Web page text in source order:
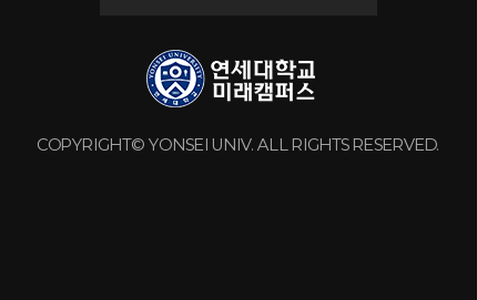
COPYRIGHT© YONSEI UNIV. ALL RIGHTS RESERVED.
연구실 안전관리시스템
세브란스병원
강남세브란스병원